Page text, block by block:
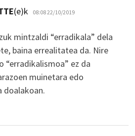
(e)k dio:
08:08 22/10/2019
mintzaldi “erradikala” dela
baina errealitatea da. Nire
“erradikalismoa” ez da
muinetara edo
doalakoan.